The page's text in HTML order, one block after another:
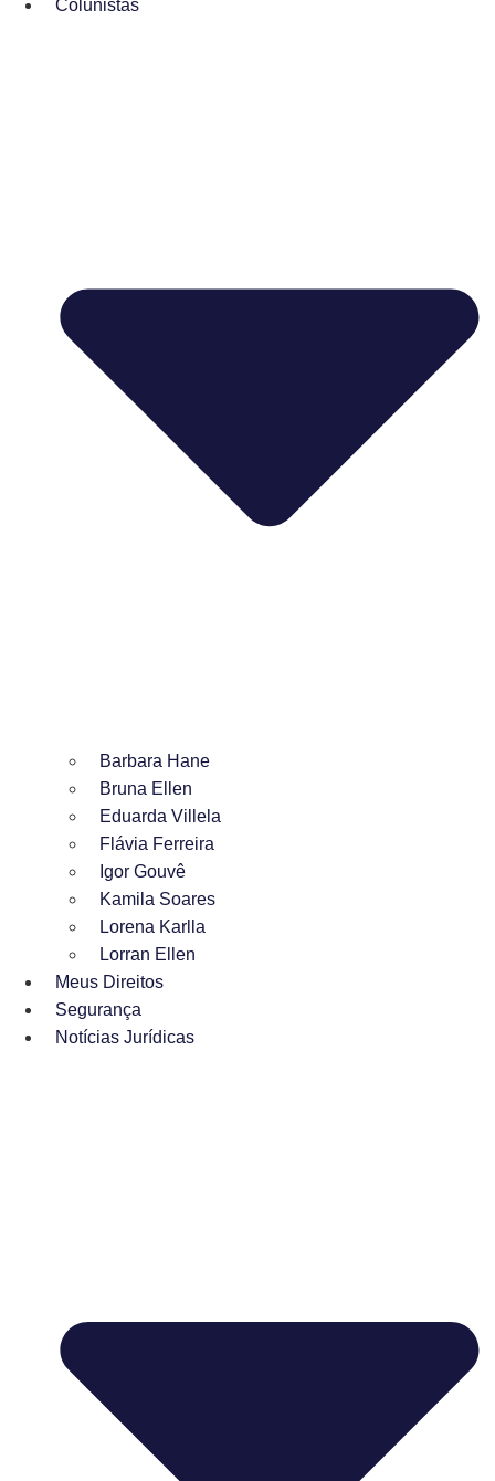
Colunistas
Barbara Hane
Bruna Ellen
Eduarda Villela
Flávia Ferreira
Igor Gouvê
Kamila Soares
Lorena Karlla
Lorran Ellen
Meus Direitos
Segurança
Notícias Jurídicas